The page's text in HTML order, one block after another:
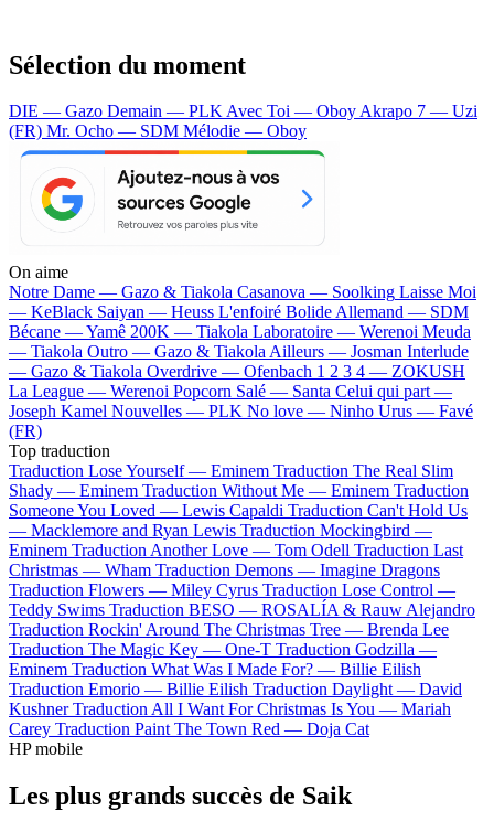
Sélection du moment
DIE — Gazo Demain — PLKAvec Toi — OboyAkrapo 7 — Uzi
(FR) Mr. Ocho — SDM Mélodie — Oboy
On aime
Notre Dame — Gazo & Tiakola Casanova — Soolking Laisse Moi
— KeBlack Saiyan — Heuss L'enfoiré Bolide Allemand — SDM
Bécane —Yamê 200K — Tiakola Laboratoire — Werenoi Meuda
— Tiakola Outro — Gazo & TiakolaAilleurs — Josman Interlude
— Gazo & Tiakola Overdrive — Ofenbach 1 2 3 4 — ZOKUSH
La League — Werenoi Popcorn Salé — Santa Celui qui part —
Joseph Kamel Nouvelles — PLK No love — Ninho Urus — Favé
(FR)
Top traduction
Traduction Lose Yourself — Eminem Traduction The Real Slim
Shady — Eminem Traduction Without Me — Eminem Traduction
Someone You Loved — Lewis Capaldi Traduction Can't Hold Us
— Macklemore and Ryan Lewis Traduction Mockingbird —
Eminem Traduction Another Love — Tom Odell Traduction Last
Christmas — Wham Traduction Demons — Imagine Dragons
Traduction Flowers — Miley Cyrus Traduction Lose Control —
Teddy Swims Traduction BESO — ROSALÍA & Rauw Alejandro
Traduction Rockin' Around The Christmas Tree — Brenda Lee
Traduction The Magic Key — One-T Traduction Godzilla —
Eminem Traduction What Was I Made For? — Billie Eilish
Traduction Emorio — Billie Eilish Traduction Daylight — David
Kushner Traduction All I Want For Christmas Is You — Mariah
Carey Traduction Paint The Town Red — Doja Cat
HP mobile
Les plus grands succès de Saik